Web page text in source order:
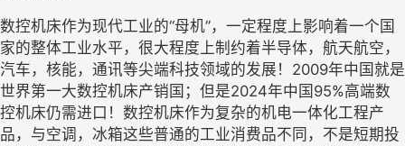
数控机床作为现代工业的“母机”，一定程度上影响着一个国
家的整体工业水平，很大程度上制约着半导体，航天航空，
汽车，核能，通讯等尖端科技领域的发展！2009年中国就是
世界第一大数控机床产销国；但是2024年中国95%高端数
控机床仍需进口！数控机床作为复杂的机电一体化工程产
品，与空调，冰箱这些普通的工业消费品不同，不是短期投